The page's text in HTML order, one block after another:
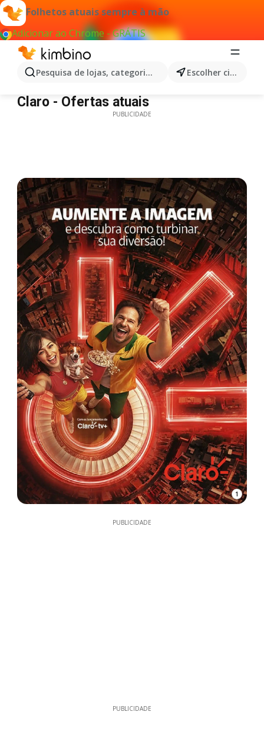
Folhetos atuais sempre à mão
Adicionar ao Chrome - GRÁTIS
Pesquisa de lojas, categorias,produtos... Escolher cidade
Claro - Ofertas atuais
Claro - Ofertas atuais
PUBLICIDADE
1
PUBLICIDADE
PUBLICIDADE